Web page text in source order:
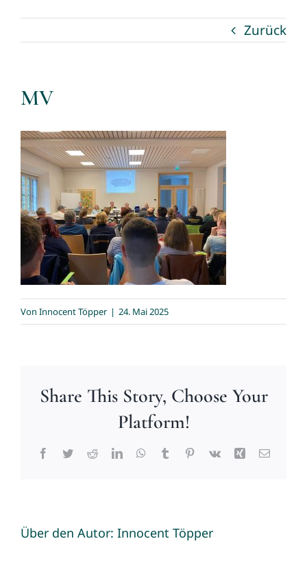
Downloads
Zurück
MV
Von Innocent Töpper | 24. Mai 2025
Share This Story, Choose Your
Platform!
Facebook
TwitterRedditLinkedInWhatsApp
TumblrPinterest
Vk Xing E-
Über den Autor: Innocent Töpper